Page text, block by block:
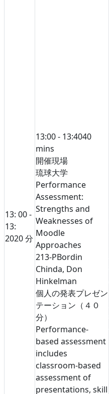
13: 00 -
13:
2020 分
13:00 - 13:4040
mins
開催現場
琉球大学
Performance
Assessment:
Strengths and
Weaknesses of
Moodle
Approaches
213-PBordin
Chinda, Don
Hinkelman
個人の発表プレゼン
テーション（４０
分）
Performance-
based assessment
includes
classroom-based
assessment of
presentations, skill